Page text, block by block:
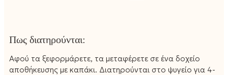
Πως διατηρούνται:
Αφού τα ξεφορμάρετε, τα μεταφέρετε σε ένα δοχείο
αποθήκευσης με καπάκι. Διατηρούνται στο ψυγείο για 4-